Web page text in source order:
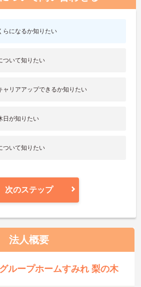
らになるか知りたい
ついて知りたい
ャリアアップできるか知りたい
日が知りたい
ついて知りたい
次のステップ
法人概要
グループホームすみれ 梨の木